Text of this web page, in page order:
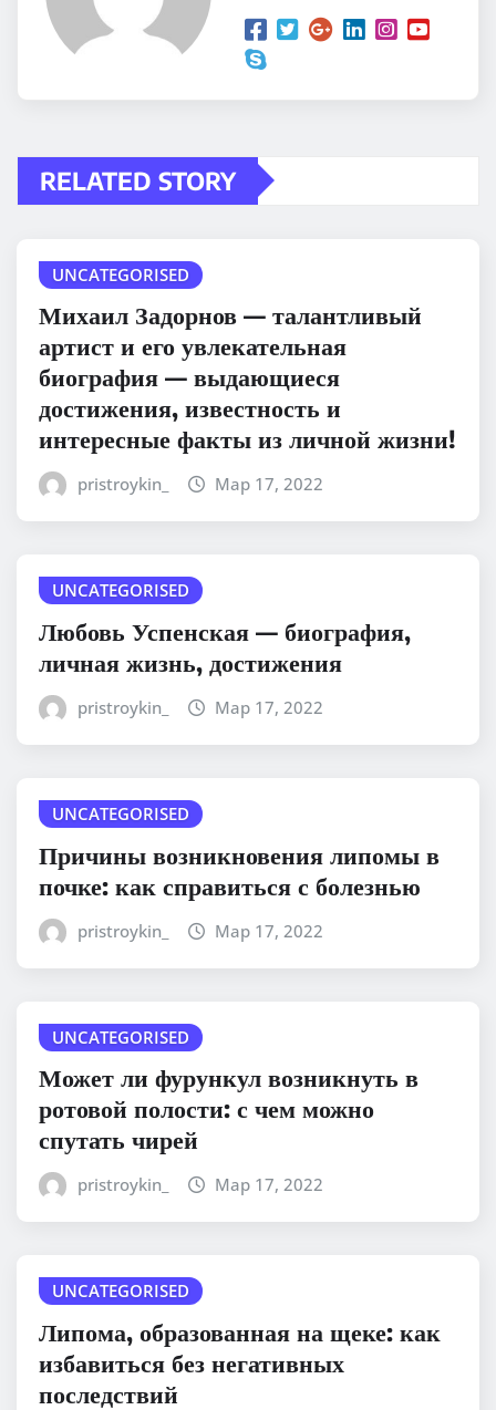
RELATED STORY
UNCATEGORISED
Михаил Задорнов — талантливый
артист и его увлекательная
биография — выдающиеся
достижения, известность и
интересные факты из личной жизни!
pristroykin_ Мар 17, 2022
UNCATEGORISED
Любовь Успенская — биография,
личная жизнь, достижения
pristroykin_ Мар 17, 2022
UNCATEGORISED
Причины возникновения липомы в
почке: как справиться с болезнью
pristroykin_ Мар 17, 2022
UNCATEGORISED
Может ли фурункул возникнуть в
ротовой полости: с чем можно
спутать чирей
pristroykin_ Мар 17, 2022
UNCATEGORISED
Липома, образованная на щеке: как
избавиться без негативных
последствий